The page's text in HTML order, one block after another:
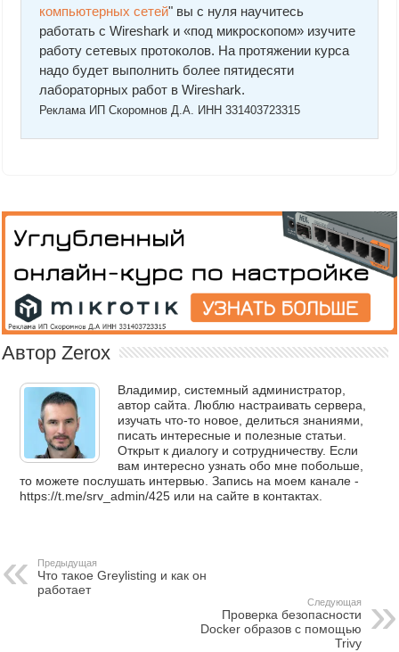
компьютерных сетей" вы с нуля научитесь
работать с Wireshark и «под микроскопом» изучите
работу сетевых протоколов. На протяжении курса
надо будет выполнить более пятидесяти
лабораторных работ в Wireshark.
Реклама ИП Скоромнов Д.А. ИНН 331403723315
Автор Zerox
Владимир, системный администратор,
автор сайта. Люблю настраивать сервера,
изучать что-то новое, делиться знаниями,
писать интересные и полезные статьи.
Открыт к диалогу и сотрудничеству. Если
вам интересно узнать обо мне побольше,
то можете послушать интервью. Запись на моем канале -
https://t.me/srv_admin/425 или на сайте в контактах.
Предыдущая
Что такое Greylisting и как он
работает
Следующая
Проверка безопасности
Docker образов с помощью
Trivy